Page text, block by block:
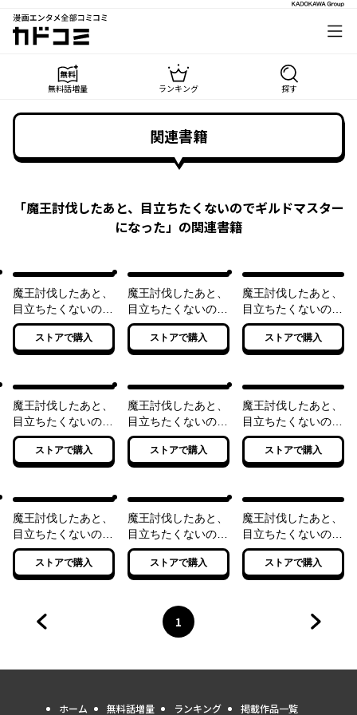
漫画エンタメ全部コミコミ
カドコミ
無料話増量 ランキング 探す
関連書籍
「魔王討伐したあと、目立ちたくないのでギルドマスター
になった」の関連書籍
魔王討伐したあと、
目立ちたくないので
ギルドマスターにな
ストアで購入
魔王討伐したあと、
目立ちたくないので
ギルドマスターにな
った 2ストアで購入
魔王討伐したあと、
目立ちたくないので
ギルドマスターにな
った 3ストアで購入
魔王討伐したあと、
目立ちたくないので
ギルドマスターにな
った 4ストアで購入
魔王討伐したあと、
目立ちたくないので
ギルドマスターにな
った 5ストアで購入
魔王討伐したあと、
目立ちたくないので
ギルドマスターにな
った 6ストアで購入
魔王討伐したあと、
目立ちたくないので
ギルドマスターにな
った 7ストアで購入
魔王討伐したあと、
目立ちたくないので
ギルドマスターにな
った 8ストアで購入
魔王討伐したあと、
目立ちたくないので
ギルドマスターにな
った 9ストアで購入
ページ
1
へ
ホーム 無料話増量 ランキング 掲載作品一覧